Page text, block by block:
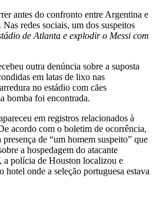
antes do confronto entre Argentina e
redes sociais, um dos suspeitos
de Atlanta e explodir o Messi com
outra denúncia sobre a suposta
em latas de lixo nas
no estádio com cães
bomba foi encontrada.
em registros relacionados à
acordo com o boletim de ocorrência,
de “um homem suspeito” que
a hospedagem do atacante
a polícia de Houston localizou e
hotel onde a seleção portuguesa estava